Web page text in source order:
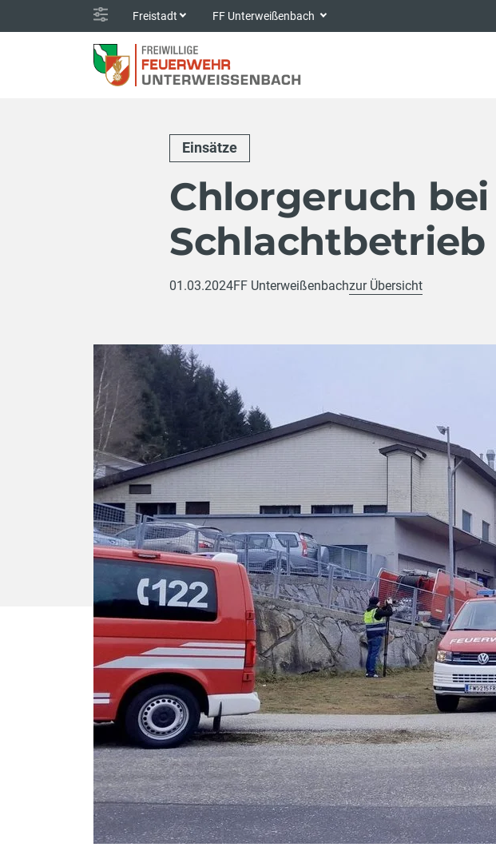
Freistadt FF Unterweißenbach
Einsätze
Chlorgeruch bei
Schlachtbetrieb
01.03.2024FF Unterweißenbachzur Übersicht